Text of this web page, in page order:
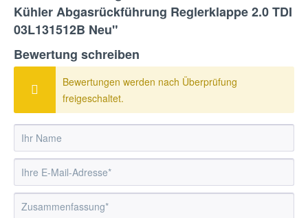
Kühler Abgasrückführung Reglerklappe 2.0 TDI
03L131512B Neu"
Bewertung schreiben
Bewertungen werden nach Überprüfung
freigeschaltet.